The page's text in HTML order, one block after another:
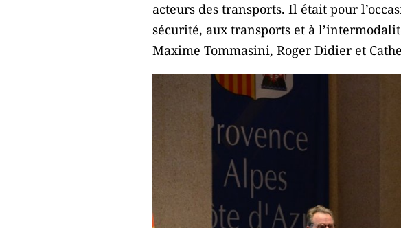
acteurs des transports. Il était pour
sécurité, aux transports et à
Maxime Tommasini, Roger Didier et